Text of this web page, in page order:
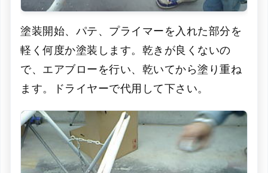
塗装開始、パテ、プライマーを入れた部分を
軽く何度か塗装します。乾きが良くないの
で、エアブローを行い、乾いてから塗り重ね
ます。ドライヤーで代用して下さい。